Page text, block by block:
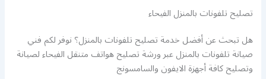
تصليح تلفونات بالمنزل الفيحاء
هل تبحث عن أفضل خدمة تصليح تلفونات بالمنزل؟ نوفر لكم فني
صيانة تلفونات بالمنزل عبر ورشة تصليح هواتف متنقل الفيحاء لصيانة
وتصليح كافة أجهزة الايفون والسامسونج